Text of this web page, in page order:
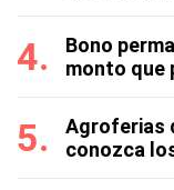
Bono
monto que
Agroferias
conozca